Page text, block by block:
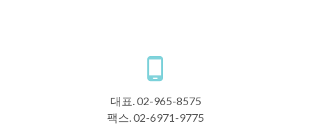
대표. 02-965-8575
팩스. 02-6971-9775